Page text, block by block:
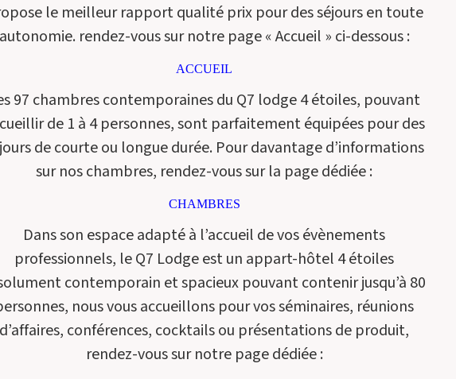
le meilleur rapport qualité prix pour des séjours en toute
autonomie. rendez-vous sur notre page « Accueil » ci-dessous :
ACCUEIL
97 chambres contemporaines du Q7 lodge 4 étoiles, pouvant
de 1 à 4 personnes, sont parfaitement équipées pour des
de courte ou longue durée. Pour davantage d’informations
sur nos chambres, rendez-vous sur la page dédiée :
CHAMBRES
Dans son espace adapté à l’accueil de vos évènements
professionnels, le Q7 Lodge est un appart-hôtel 4 étoiles
contemporain et spacieux pouvant contenir jusqu’à 80
nous vous accueillons pour vos séminaires, réunions
d’affaires, conférences, cocktails ou présentations de produit,
rendez-vous sur notre page dédiée :